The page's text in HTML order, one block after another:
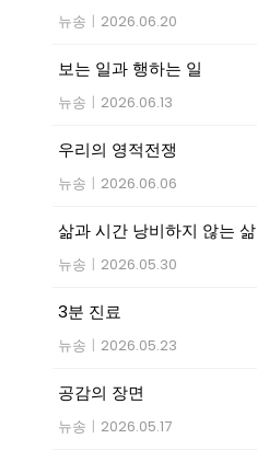
뉴송 | 2026.06.20
보는 일과 행하는 일
뉴송 | 2026.06.13
우리의 영적전쟁
뉴송 | 2026.06.06
삶과 시간 낭비하지 않는 삶
뉴송 | 2026.05.30
3분 진료
뉴송 | 2026.05.23
공감의 장면
뉴송 | 2026.05.17